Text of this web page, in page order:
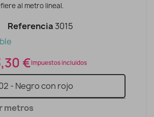
al metro lineal.
Referencia 3015
€Impuestos incluidos
metros